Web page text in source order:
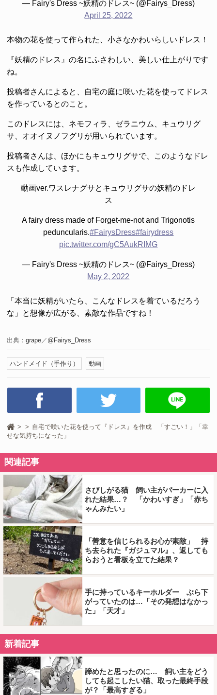
— Fairy's Dress ~妖精のドレス~ (@Fairys_Dress)
April 25, 2022
本物の花を使って作られた、小さなかわいらしいドレス！
『妖精のドレス』の名にふさわしい、美しい仕上がりです
ね。
投稿者さんによると、自宅の庭に咲いた花を使ってドレス
を作っているとのこと。
このドレスには、ネモフィラ、ゼラニウム、キュウリグ
サ、オオイヌノフグリが用いられています。
投稿者さんは、ほかにもキュウリグサで、このようなドレ
スも作成しています。
動画ver.ワスレナグサとキュウリグサの妖精のドレ
ス
A fairy dress made of Forget-me-not and Trigonotis
peduncularis.#FairysDress#fairydress
pic.twitter.com/gC5AukRIMG
— Fairy's Dress ~妖精のドレス~ (@Fairys_Dress)
May 2, 2022
「本当に妖精がいたら、こんなドレスを着ているだろう
な」と想像が広がる、素敵な作品ですね！
出典： grape／ @Fairys_Dress
ハンドメイド（手作り） 動画
自宅で咲いた花を使って『ドレス』を作成 「すごい！」「幸
せな気持ちになった」
関連記事
さびしがる猫 飼い主がパーカーに入
れた結果…？ 「かわいすぎ」「赤ち
ゃんみたい」
「善意を信じられるお心が素敵」 持
ち去られた『ガジュマル』、返しても
らおうと看板を立てた結果？
手に持っているキーホルダー ぶら下
がっていたのは…「その発想はなかっ
た」「天才」
新着記事
諦めたと思ったのに… 飼い主をどう
しても起こしたい猫、取った最終手段
が？「最高すぎる」